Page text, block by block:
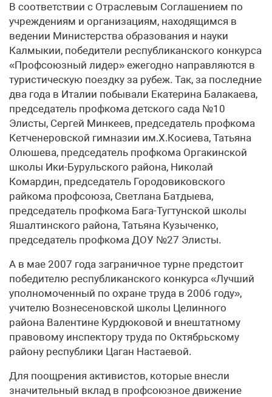
В соответствии с Отраслевым Соглашением по
учреждениям и организациям, находящимся в
ведении Министерства образования и науки
Калмыкии, победители республиканского конкурса
«Профсоюзный лидер» ежегодно направляются в
туристическую поездку за рубеж. Так, за последние
два года в Италии побывали Екатерина Балакаева,
председатель профкома детского сада №10
Элисты, Сергей Минкеев, председатель профкома
Кетченеровской гимназии им.Х.Косиева, Татьяна
Олюшева, председатель профкома Оргакинской
школы Ики-Бурульского района, Николай
Комардин, председатель Городовиковского
райкома профсоюза, Светлана Батдыева,
председатель профкома Бага-Тугтунской школы
Яшалтинского района, Татьяна Кузыченко,
председатель профкома ДОУ №27 Элисты.
А в мае 2007 года заграничное турне предстоит
победителю республиканского конкурса «Лучший
уполномоченный по охране труда в 2006 году»,
учителю Вознесеновской школы Целинного
района Валентине Курдюковой и внештатному
правовому инспектору труда по Октябрьскому
району республики Цаган Настаевой.
Для поощрения активистов, которые внесли
значительный вклад в профсоюзное движение